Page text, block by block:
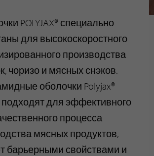
POLYJAX® специально
для высокоскоростного
производства
чоризо и мясных снэков.
оболочки Polyjax®
для эффективного
процесса
мясных продуктов,
барьерными свойствами и